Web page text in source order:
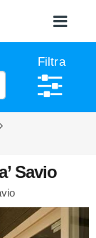
Filtra
Savio